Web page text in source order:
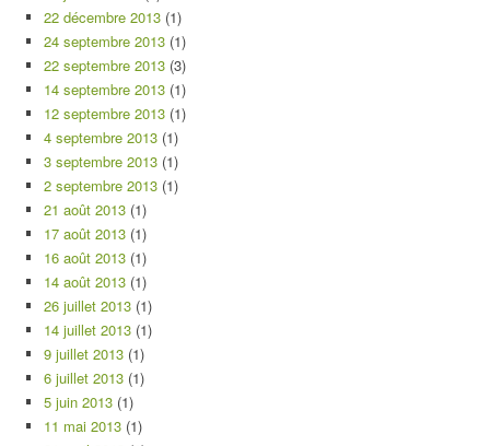
22 décembre 2013 (1)
24 septembre 2013 (1)
22 septembre 2013 (3)
14 septembre 2013 (1)
12 septembre 2013 (1)
4 septembre 2013 (1)
3 septembre 2013 (1)
2 septembre 2013 (1)
21 août 2013 (1)
17 août 2013 (1)
16 août 2013 (1)
14 août 2013 (1)
26 juillet 2013 (1)
14 juillet 2013 (1)
9 juillet 2013 (1)
6 juillet 2013 (1)
5 juin 2013 (1)
11 mai 2013 (1)